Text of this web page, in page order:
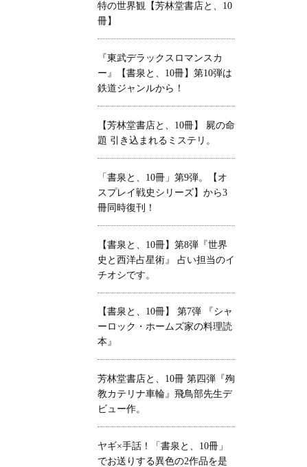
特の世界観【芳林堂書店と、10
冊】
『東武デラックスロマンスカ
ー』【書泉と、10冊】第10弾は
鉄道ジャンルから！
【芳林堂書店と、10冊】 屍の命
題 引き込まれるミステリ。
「書泉と、10冊」第9弾。【オ
スプレイ戦史シリーズ】から3
冊同時復刊！
【書泉と、10冊】第8弾『世界
史と西洋占星術』 占い担当のイ
チオシです。
【書泉と、10冊】 第7弾 『シャ
ーロック・ホームズ家の料理読
本』
芳林堂書店と、10冊 第四弾『殉
教カテリナ車輪』飛鳥部先生デ
ビュー作。
ヤギ×手話！「書泉と、10冊」
でお送りする異色の2作品を是